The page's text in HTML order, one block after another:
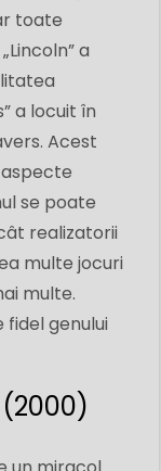
toate
a
a locuit în
Acest
se poate
realizatorii
multe jocuri
multe.
genului